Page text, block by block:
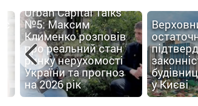
Верховний Суд
остаточно
підтвердив
законність
будівництва ЖК H2O
у Києві
роботи